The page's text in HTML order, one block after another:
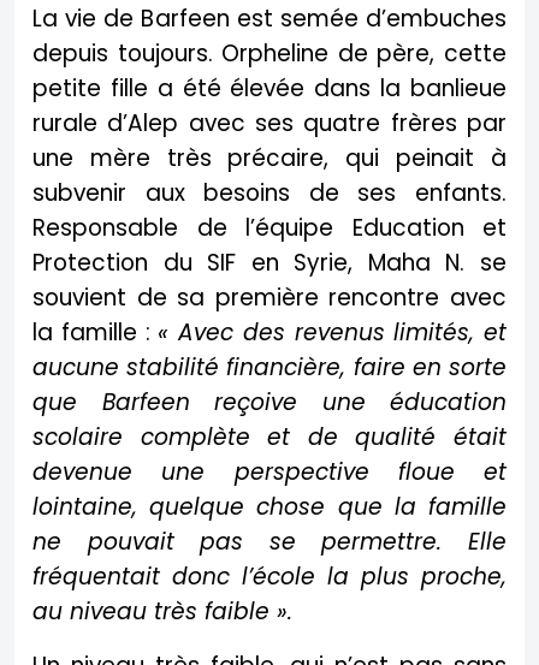
La vie de Barfeen est semée d’embuches
depuis toujours. Orpheline de père, cette
petite fille a été élevée dans la banlieue
rurale d’Alep avec ses quatre frères par
une mère très précaire, qui peinait à
subvenir aux besoins de ses enfants.
Responsable de l’équipe Education et
Protection du SIF en Syrie, Maha N. se
souvient de sa première rencontre avec
la famille : « Avec des revenus limités, et
aucune stabilité financière, faire en sorte
que Barfeen reçoive une éducation
scolaire complète et de qualité était
devenue une perspective floue et
lointaine, quelque chose que la famille
ne pouvait pas se permettre. Elle
fréquentait donc l’école la plus proche,
au niveau très faible ».